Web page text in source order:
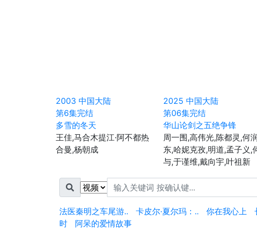
2003 中国大陆
第6集完结
多雪的冬天
王佳,马合木提江·阿不都热
合曼,杨朝成
2025 中国大陆
第06集完结
华山论剑之五绝争锋
周一围,高伟光,陈都灵,何
东,哈妮克孜,明道,孟子义,
与,于谨维,戴向宇,叶祖新
法医秦明之车尾游.. 卡皮尔·夏尔玛：.. 你在我心上
时
阿呆的爱情故事